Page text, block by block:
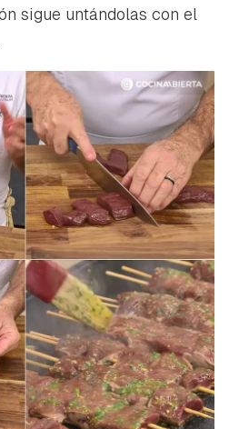
sigue untándolas con el